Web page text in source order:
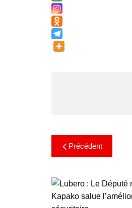
Précédent